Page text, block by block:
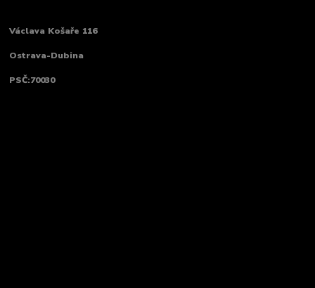
Václava Košaře 116
Ostrava-Dubina
PSČ:70030